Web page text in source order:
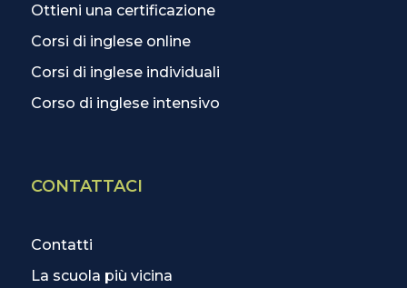
Ottieni una certificazione
Corsi di inglese online
Corsi di inglese individuali
Corso di inglese intensivo
CONTATTACI
Contatti
La scuola più vicina